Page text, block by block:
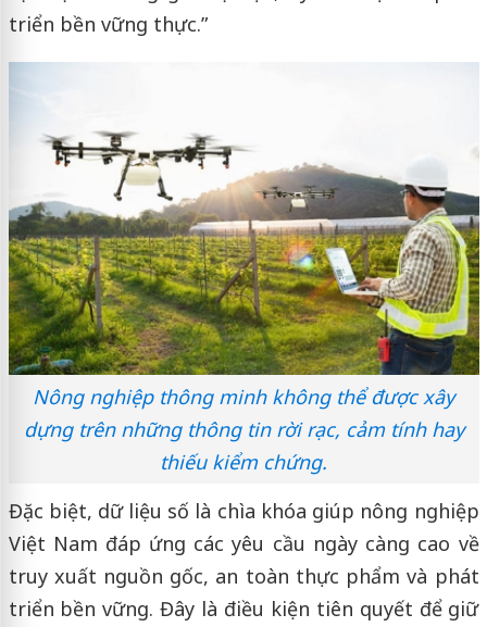
triển bền vững thực.”
Nông nghiệp thông minh không thể được xây
dựng trên những thông tin rời rạc, cảm tính hay
thiếu kiểm chứng.
Đặc biệt, dữ liệu số là chìa khóa giúp nông nghiệp
Việt Nam đáp ứng các yêu cầu ngày càng cao về
truy xuất nguồn gốc, an toàn thực phẩm và phát
triển bền vững. Đây là điều kiện tiên quyết để giữ